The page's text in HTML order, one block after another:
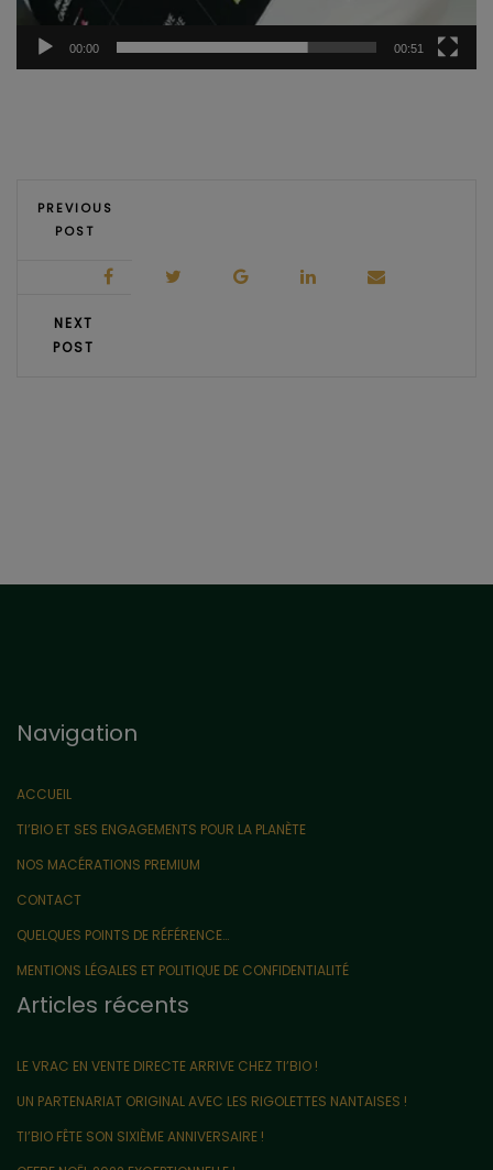
00:00 00:51
PREVIOUS
POST
NEXT
POST
Navigation
ACCUEIL
TI’BIO ET SES ENGAGEMENTS POUR LA PLANÈTE
NOS MACÉRATIONS PREMIUM
CONTACT
QUELQUES POINTS DE RÉFÉRENCE…
MENTIONS LÉGALES ET POLITIQUE DE CONFIDENTIALITÉ
Articles récents
LE VRAC EN VENTE DIRECTE ARRIVE CHEZ TI’BIO !
UN PARTENARIAT ORIGINAL AVEC LES RIGOLETTES NANTAISES !
TI’BIO FÊTE SON SIXIÈME ANNIVERSAIRE !